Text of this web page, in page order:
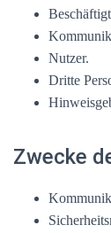
Nutzer.
Dritte
Zwecke